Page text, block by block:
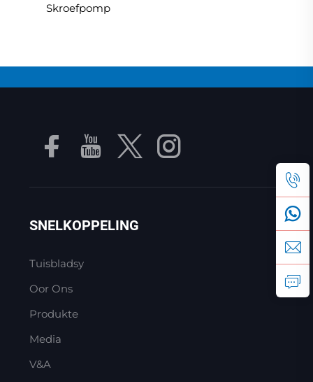
Skroefpomp
SNELKOPPELING
Tuisbladsy
Oor Ons
Produkte
Media
V&A